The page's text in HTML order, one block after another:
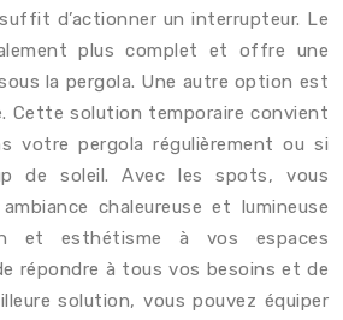
d’actionner un interrupteur. Le
plus complet et offre une
la pergola. Une autre option est
Cette solution temporaire convient
votre pergola régulièrement ou si
de soleil. Avec les spots, vous
chaleureuse et lumineuse
et esthétisme à vos espaces
répondre à tous vos besoins et de
solution, vous pouvez équiper